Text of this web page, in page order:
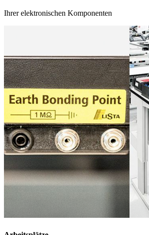
Arbeitsfläche und ein Erdungskabel
Arbeitsplatz ladungsneutral bleibt.